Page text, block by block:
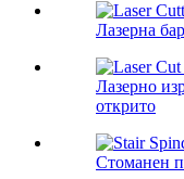
Лазерна
Лазерно
открито
Стоманен